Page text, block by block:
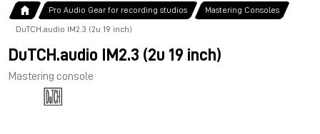
Pro Audio Gear for recording studios Mastering Consoles
DuTCH.audio IM2.3 (2u 19 inch)
DuTCH.audio IM2.3 (2u 19 inch)
Mastering console